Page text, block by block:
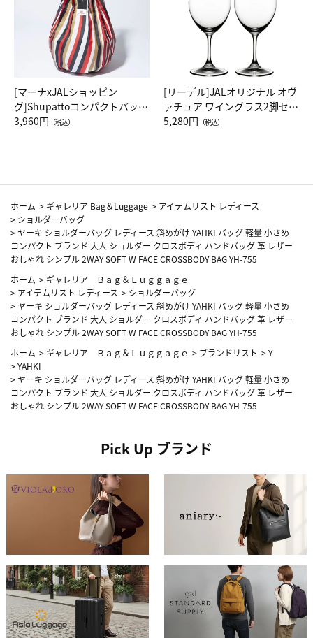
[マーナxJALショッピン
グ]Shupattoコンパクトバッグ
Drop JAL客室乗務員（LC）ス
3,960円 （税込）
[リーデル]JALオリジナル オヴ
ァチュア ワイングラス2脚セッ
ト（レッドワイン）
5,280円 （税込）
ホーム > ギャレリア Bag＆Luggage > アイテムリスト レディース
> ショルダーバッグ
>ヤーキ ショルダーバッグ レディース 斜めがけ YAHKI バッグ 軽量 小さめ
コンパクト ブランド 大人 ショルダー クロスボディ ハンドバッグ 革 レザー
おしゃれ シンプル 2WAY SOFT W FACE CROSSBODY BAG YH-755
ホーム > ギャレリア Ｂａｇ＆Ｌｕｇｇａｇｅ
> アイテムリスト レディース > ショルダーバッグ
>ヤーキ ショルダーバッグ レディース 斜めがけ YAHKI バッグ 軽量 小さめ
コンパクト ブランド 大人 ショルダー クロスボディ ハンドバッグ 革 レザー
おしゃれ シンプル 2WAY SOFT W FACE CROSSBODY BAG YH-755
ホーム > ギャレリア Ｂａｇ＆Ｌｕｇｇａｇｅ > ブランドリスト >Y
>YAHKI
>ヤーキ ショルダーバッグ レディース 斜めがけ YAHKI バッグ 軽量 小さめ
コンパクト ブランド 大人 ショルダー クロスボディ ハンドバッグ 革 レザー
おしゃれ シンプル 2WAY SOFT W FACE CROSSBODY BAG YH-755
Pick Up ブランド